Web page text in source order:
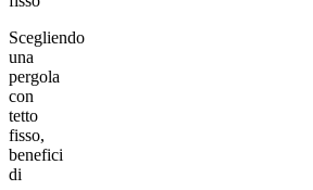
Scegliendo
una
pergola
con
tetto
fisso,
benefici
di